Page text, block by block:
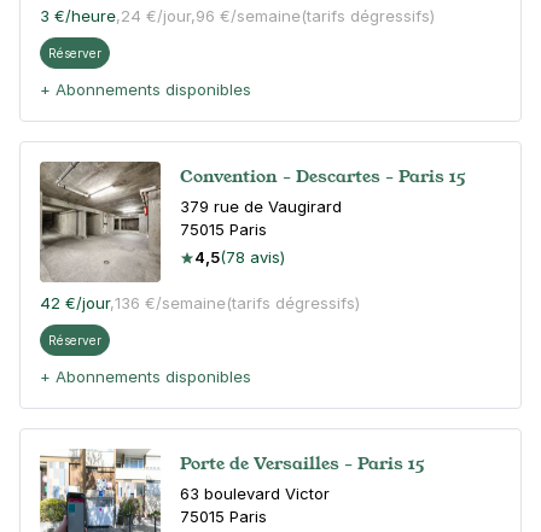
3 €/heure,24 €/jour,96 €/semaine(tarifs dégressifs)
Réserver
+ Abonnements disponibles
Convention - Descartes - Paris 15
379 rue de Vaugirard
75015 Paris
4,5(78 avis)
42 €/jour,136 €/semaine(tarifs dégressifs)
Réserver
+ Abonnements disponibles
Porte de Versailles - Paris 15
63 boulevard Victor
75015 Paris